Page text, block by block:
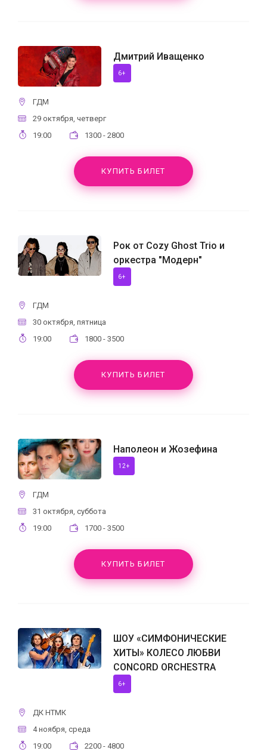
Дмитрий Иващенко
6+
ГДМ
29 октября, четверг
19:00
1300 - 2800
КУПИТЬ БИЛЕТ
Рок от Cozy Ghost Trio и
оркестра "Модерн"
6+
ГДМ
30 октября, пятница
19:00
1800 - 3500
КУПИТЬ БИЛЕТ
Наполеон и Жозефина
12+
ГДМ
31 октября, суббота
19:00
1700 - 3500
КУПИТЬ БИЛЕТ
ШОУ «СИМФОНИЧЕСКИЕ
ХИТЫ» КОЛЕСО ЛЮБВИ
CONCORD ORCHESTRA
6+
ДК НТМК
4 ноября, среда
19:00
2200 - 4800